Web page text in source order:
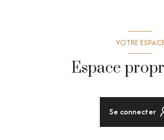
VOTRE
Espace
Se connecter